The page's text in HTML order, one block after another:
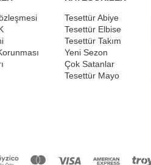
Tesettür Abiye
Tesettür Elbise
Tesettür Takım
Yeni Sezon
Çok Satanlar
Tesettür Mayo